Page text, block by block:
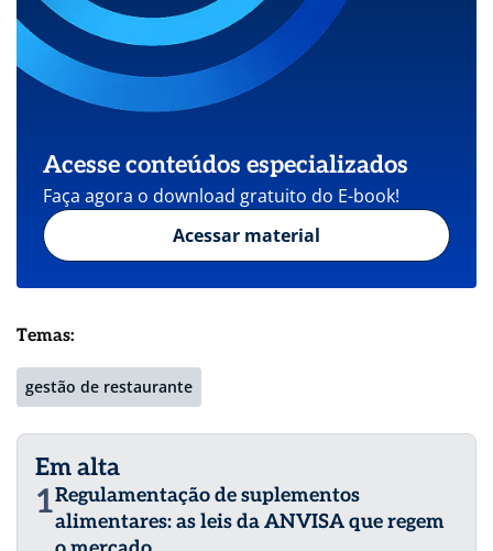
Acesse conteúdos especializados
Faça agora o download gratuito do E-book!
Acessar material
Temas:
gestão de restaurante
Em alta
1Regulamentação de suplementos
alimentares: as leis da ANVISA que regem